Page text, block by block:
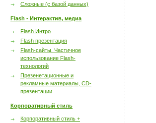
Сложные (с базой данных)
Flash - Интерактив, медиа
Flash Интро
Flash презентация
Flash-сайты. Частичное
использование Flash-
технологий
Презенетационные и
рекламные материалы, CD-
презентации
Корпоративный стиль
Корпоративный стиль +